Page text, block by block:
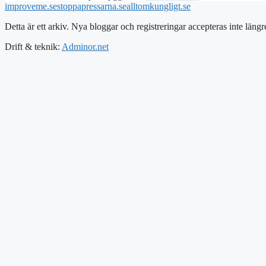
improveme.sestoppapressarna.sealltomkungligt.se
Detta är ett arkiv. Nya bloggar och registreringar accepteras inte
Drift & teknik: Adminor.net